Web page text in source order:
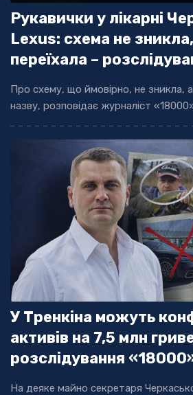
Рукавички у лікарні
Lexus: схема не
переїхала –
Про схему, що ймовірно, не зникла,
назву, розповідає журналіст
У Тренкіна можуть
активів на 7,5 млн
розслідування
На деяке майно секретаря